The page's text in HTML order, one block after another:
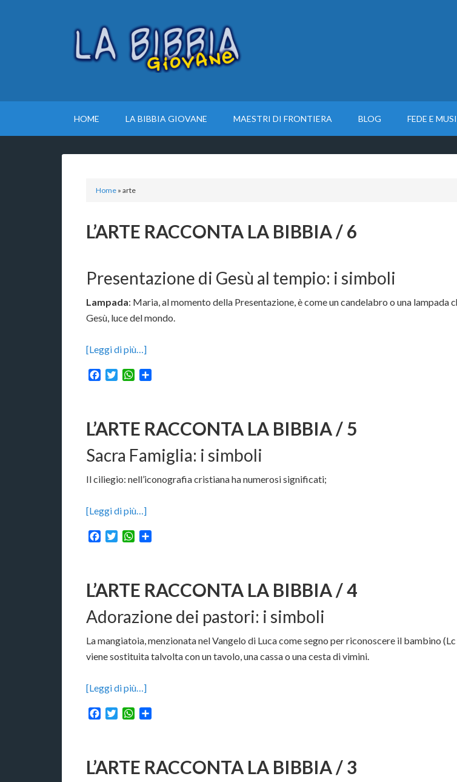
HOME LA BIBBIA GIOVANE MAESTRI DI FRONTIERA BLOG FEDE E
Home » arte
L’ARTE RACCONTA LA BIBBIA / 6
Presentazione di Gesù al tempio: i simboli
Lampada: Maria, al momento della Presentazione, è come un candelabro o una lampada
Gesù, luce del mondo.
[Leggi di più…]
Facebook
TwitterWhatsApp
L’ARTE RACCONTA LA BIBBIA / 5
Sacra Famiglia: i simboli
Il ciliegio: nell’iconografia cristiana ha numerosi significati;
[Leggi di più…]
Facebook
TwitterWhatsApp
L’ARTE RACCONTA LA BIBBIA / 4
Adorazione dei pastori: i simboli
La mangiatoia, menzionata nel Vangelo di Luca come segno per riconoscere il bambino
viene sostituita talvolta con un tavolo, una cassa o una cesta di vimini.
[Leggi di più…]
Facebook
TwitterWhatsApp
L’ARTE RACCONTA LA BIBBIA / 3